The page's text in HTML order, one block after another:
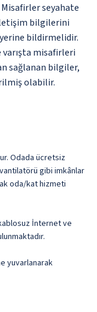
seyahate
bilgilerini
yerine bildirmelidir.
varışta misafirleri
sağlanan bilgiler,
olabilir.
Odada ücretsiz
gibi imkânlar
oda/kat hizmeti
İnternet ve
yuvarlanarak